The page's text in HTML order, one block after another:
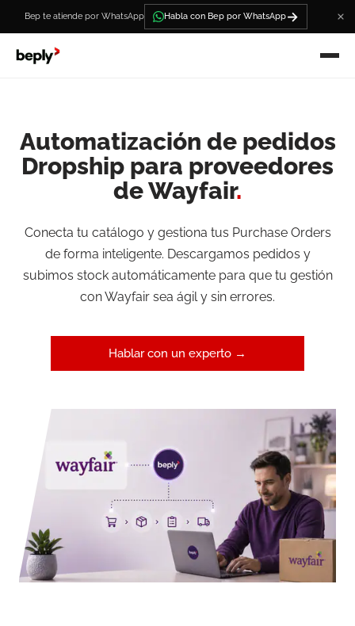
Bep te atiende por WhatsApp Habla con Bep por WhatsApp→
Automatización de pedidos
Dropship para proveedores
de Wayfair.
Conecta tu catálogo y gestiona tus Purchase Orders
de forma inteligente. Descargamos pedidos y
subimos stock automáticamente para que tu gestión
con Wayfair sea ágil y sin errores.
Hablar con un experto →